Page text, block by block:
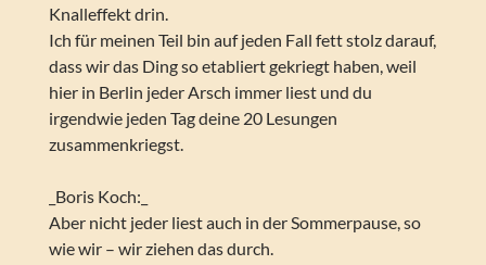
Knalleffekt drin.
Ich für meinen Teil bin auf jeden Fall fett stolz darauf,
dass wir das Ding so etabliert gekriegt haben, weil
hier in Berlin jeder Arsch immer liest und du
irgendwie jeden Tag deine 20 Lesungen
zusammenkriegst.
_Boris Koch:_
Aber nicht jeder liest auch in der Sommerpause, so
wie wir – wir ziehen das durch.